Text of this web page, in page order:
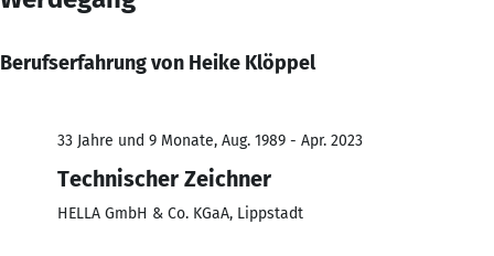
Berufserfahrung von Heike Klöppel
33 Jahre und 9 Monate, Aug. 1989 - Apr. 2023
Technischer Zeichner
HELLA GmbH & Co. KGaA, Lippstadt